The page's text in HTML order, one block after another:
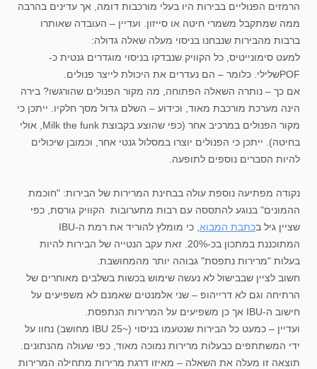
הרמזים הפנוליים בבירות היו בעלי מורכבות דומה, אך עדינים בהרבה
ממה שמתקבל משמרי חיטה או סייזון. ועדיין – העובדה שאותרו
ברבות מהבירות שנבחנו בניסוי מעלה שאלה גדולה:
למעט סימונייטיס, כל הקוויק שנבדקו בניסוי מוגדרים גנטית כ-
POFשלילי. כלומר – הם נעדרים את היכולת לייצר פנולים.
אם כך – נותרה השאלה הפתוחה, מה מקור הפנולים שהורגשו? בירה
הינה מערכת מורכבת מאוד, וכידוע – השלם גדול מסך חלקיו. ייתכן כי
מקור הפנולים במרכיב אחר (כפי שהוצע בקבוצת Milk the funk, אולי
בחיטה). ייתכן כי הפנולים יוצרו במסלול גנטי אחר, וכמובן שיכולים
להיות הסברים נוספים לתופעה.
נקודה מפתיעה נוספת עולה בבחינת המרירות של הבירות: "חוכמת
ההמונים" בנוגע להתססה עם רבות מתערובות הקוויק גורסת, כפי
שציין גיל בכתבת המבוא
, כי מומלץ להוריד את רמת ה-IBU
המתוכננת במתכון בכ-20%. זאת עקב הנטייה של הבירות להיות
בעלות "מרירות נתפסת" גבוהה יותר מהמחושבת.
חשוב לציין שבבישול לא נעשה שימוש בכשות בשלבים מאוחרים של
הרתיחה וגם לא דרייהופ – שני אלמנטים שאמנם לא משפיעים על
חישוב ה-IBU אך כן משפיעים על המרירות הנתפסת.
ועדיין – כמעט כל הבירות שנטעמו בניסוי (~25 IBU מחושב) נחוו על
ידי המשתתפים כבעלות מרירות נמוכה מאוד, כפי שעולה מהנתונים.
תוצאה זו מעלה את השאלה – מאיזו דרגת מרירות מתחילה המרירות